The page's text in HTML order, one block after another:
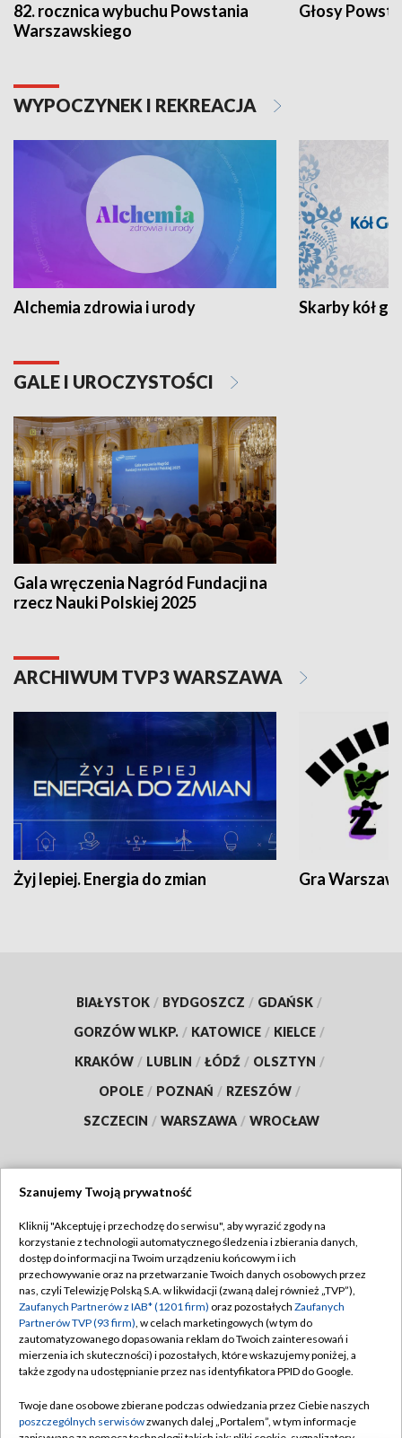
82. rocznica wybuchu Powstania
Warszawskiego
Głosy
WYPOCZYNEK I REKREACJA
Alchemia zdrowia i urody Skarby kół
GALE I UROCZYSTOŚCI
Gala wręczenia Nagród Fundacji na
rzecz Nauki Polskiej 2025
ARCHIWUM TVP3 WARSZAWA
Żyj lepiej. Energia do zmian Gra
BIAŁYSTOK / BYDGOSZCZ / GDAŃSK /
GORZÓW WLKP. / KATOWICE / KIELCE /
KRAKÓW / LUBLIN / ŁÓDŹ / OLSZTYN /
OPOLE / POZNAŃ / RZESZÓW /
SZCZECIN / WARSZAWA / WROCŁAW
TVP
Abonament TVP
Emisja w TVP
Centrum informacji TVP
Naziemna Telewizja Cyfrowa
Rada Programowa
Regulamin TVP
Polityka prywatności
Moje zgody
Pomoc
Kontakt
Szanujemy Twoją prywatność
Kliknij "Akceptuję i przechodzę do serwisu", aby wyrazić zgody na
korzystanie z technologii automatycznego śledzenia i zbierania danych,
dostęp do informacji na Twoim urządzeniu końcowym i ich
przechowywanie oraz na przetwarzanie Twoich danych osobowych przez
nas, czyli Telewizję Polską S.A. w likwidacji (zwaną dalej również „TVP”),
Zaufanych Partnerów z IAB* (1201 firm) oraz pozostałych Zaufanych
Partnerów TVP (93 firm), w celach marketingowych (w tym do
zautomatyzowanego dopasowania reklam do Twoich zainteresowań i
mierzenia ich skuteczności) i pozostałych, które wskazujemy poniżej, a
także zgody na udostępnianie przez nas identyfikatora PPID do Google.
Twoje dane osobowe zbierane podczas odwiedzania przez Ciebie naszych
poszczególnych serwisówzwanych dalej „Portalem”, w tym informacje